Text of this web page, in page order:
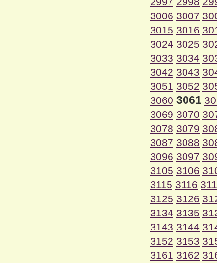
3006 3007
3015 3016
3024 3025
3033 3034
3042 3043
3051 3052
3060 3061
3069 3070
3078 3079
3087 3088
3096 3097
3105 3106
3115 3116
3125 3126
3134 3135
3143 3144
3152 3153
3161 3162